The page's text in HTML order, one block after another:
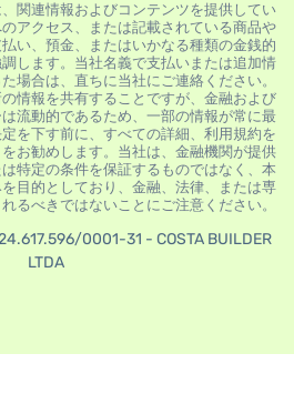
関連情報およびコンテンツを提供してい
アクセス、または記載されている商品や
い、預金、またはいかなる種類の金銭的
します。当社名義で支払いまたは追加情
場合は、直ちに当社にご連絡ください。
情報を共有することですが、金融および
流動的であるため、一部の情報が常に最
を下す前に、すべての詳細、利用規約を
お勧めします。当社は、金融機関が提供
特定の条件を保証するものではなく、本
目的としており、金融、法律、または専
るべきではないことにご注意ください。
0001-31 - COSTA BUILDER
LTDA